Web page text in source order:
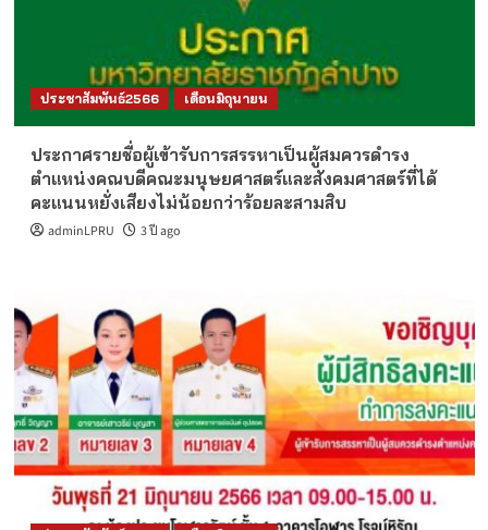
ประชาสัมพันธ์2566 เดือนมิถุนายน
ประกาศรายชื่อผู้เข้ารับการสรรหาเป็นผู้สมควรดำรง
ตำแหน่งคณบดีคณะมนุษยศาสตร์และสังคมศาสตร์ที่ได้
คะแนนหยั่งเสียงไม่น้อยกว่าร้อยละสามสิบ
adminLPRU 3 ปี ago